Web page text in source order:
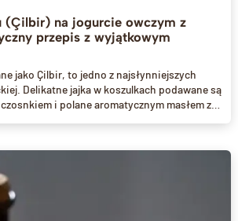
(Çilbir) na jogurcie owczym z
przepis z wyjątkowym
jako Çilbir, to jedno z najsłynniejszych
Delikatne jajka w koszulkach podawane są
i polane aromatycznym masłem z
jeszcze bardziej wyjątkowego